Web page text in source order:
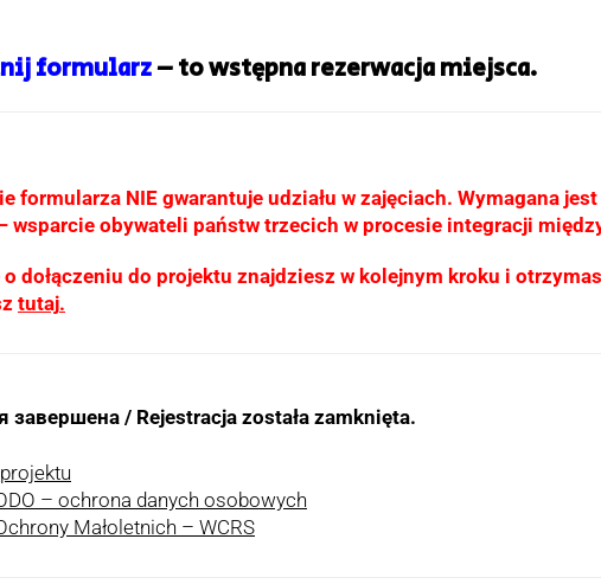
formularz– to wstępna rezerwacja miejsca.
formularza NIE gwarantuje udziału w zajęciach. Wymagana
wsparcie obywateli państw trzecich w procesie integracji
dołączeniu do projektu znajdziesz w kolejnym kroku i
tutaj.
завершена / Rejestracja została zamknięta.
– ochrona danych osobowych
Małoletnich – WCRS